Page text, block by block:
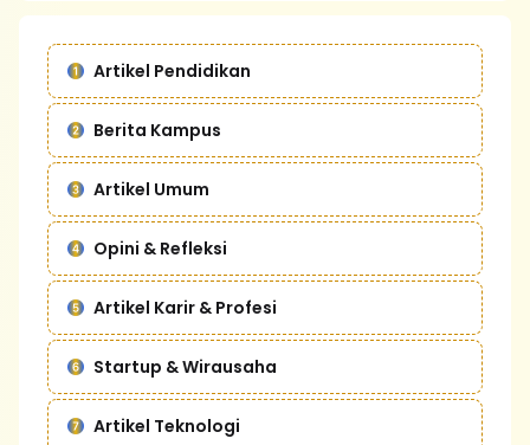
Artikel Pendidikan
Berita Kampus
Artikel Umum
Opini & Refleksi
Artikel Karir & Profesi
Startup & Wirausaha
Artikel Teknologi